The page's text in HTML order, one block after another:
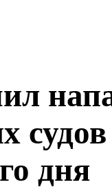
дня